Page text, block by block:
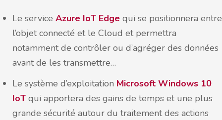
Le service Azure IoT Edge qui se positionnera entre
l’objet connecté et le Cloud et permettra
notamment de contrôler ou d’agréger des données
avant de les transmettre…
Le système d’exploitation Microsoft Windows 10
IoT qui apportera des gains de temps et une plus
grande sécurité autour du traitement des actions